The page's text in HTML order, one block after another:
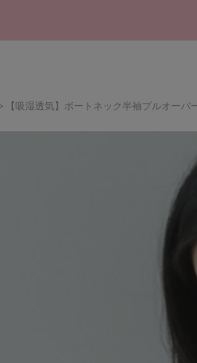
> 【吸湿透気】ボートネック半袖プルオーバ